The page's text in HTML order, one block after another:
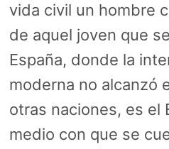
vida civil un hombre
de aquel joven que
España, donde la
moderna no alcanzó
otras naciones, es el
medio con que se